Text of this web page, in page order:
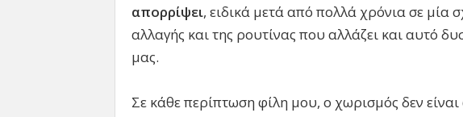
απορρίψει, ειδικά μετά από πολλά χρόνια σε μία
αλλαγής και της ρουτίνας που αλλάζει και αυτό
μας.
Σε κάθε περίπτωση φίλη μου, ο χωρισμός δεν